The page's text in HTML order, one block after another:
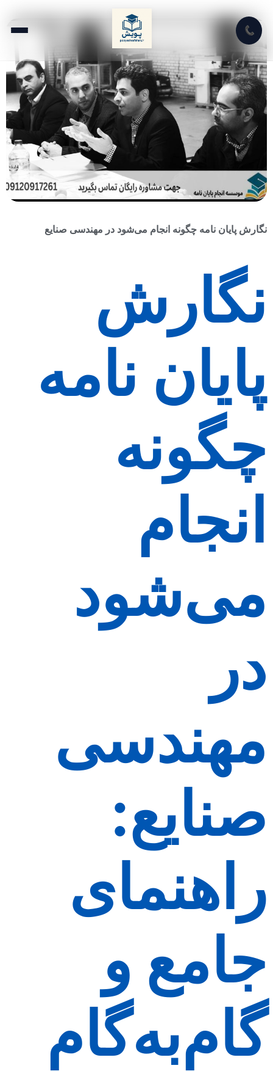
📞
نگارش پایان نامه چگونه انجام می‌شود در مهندسی صنایع
نگارش
پایان نامه
چگونه
انجام
می‌شود
در
مهندسی
صنایع:
راهنمای
جامع و
گام‌به‌گام